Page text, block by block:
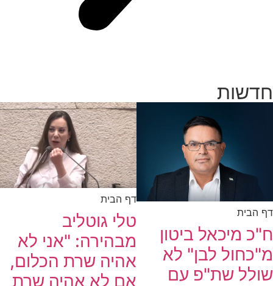
חדשות
דף הבית
ח"כ מיכאל ביטון
מ"כחול לבן" לא
שולל שת"פ עם
דף הבית
טלי גוטליב
מבהירה: "אני לא
אהיה שרת הכלום,
אם לא אהיה שרת